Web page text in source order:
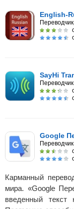
English-
SayHi
Переводчик
Google
Переводчик
Карманный
мира. «Google
введенный